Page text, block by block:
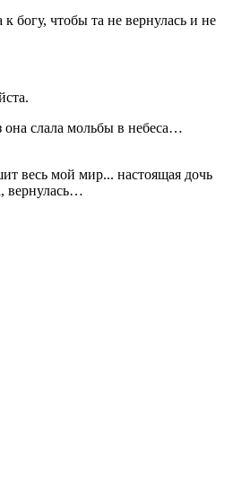
богу, чтобы та не вернулась и не
она слала мольбы в небеса…
весь мой мир... настоящая дочь
вернулась…